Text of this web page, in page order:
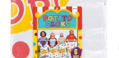
favorite_border